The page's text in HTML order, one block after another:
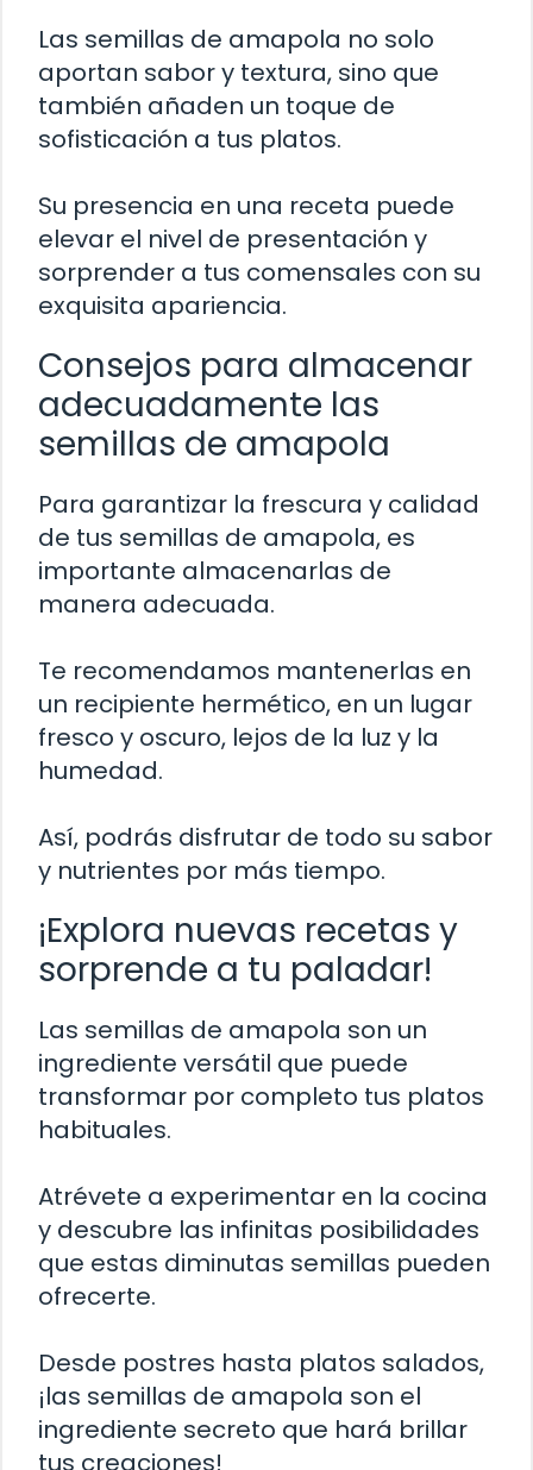
Las semillas de amapola no solo
aportan sabor y textura, sino que
también añaden un toque de
sofisticación a tus platos.
Su presencia en una receta puede
elevar el nivel de presentación y
sorprender a tus comensales con su
exquisita apariencia.
Consejos para almacenar
adecuadamente las
semillas de amapola
Para garantizar la frescura y calidad
de tus semillas de amapola, es
importante almacenarlas de
manera adecuada.
Te recomendamos mantenerlas en
un recipiente hermético, en un lugar
fresco y oscuro, lejos de la luz y la
humedad.
Así, podrás disfrutar de todo su sabor
y nutrientes por más tiempo.
¡Explora nuevas recetas y
sorprende a tu paladar!
Las semillas de amapola son un
ingrediente versátil que puede
transformar por completo tus platos
habituales.
Atrévete a experimentar en la cocina
y descubre las infinitas posibilidades
que estas diminutas semillas pueden
ofrecerte.
Desde postres hasta platos salados,
¡las semillas de amapola son el
ingrediente secreto que hará brillar
tus creaciones!